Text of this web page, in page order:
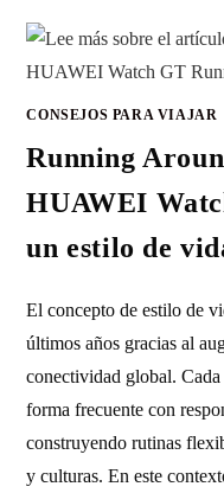
CONSEJOS PARA VIAJAR
Running
HUAWEI
un estilo de
El concepto de estilo de
últimos años gracias al
conectividad global.
forma frecuente con
construyendo rutinas
y culturas. En este